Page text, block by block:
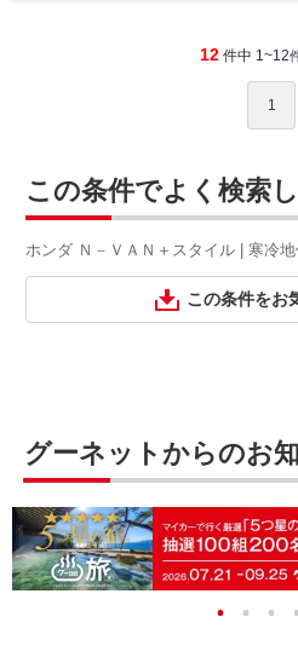
12 件中 1~12
1
この条件でよく検索
ホンダ Ｎ－ＶＡＮ＋スタイル | 寒冷
この条件をお
グーネットからのお